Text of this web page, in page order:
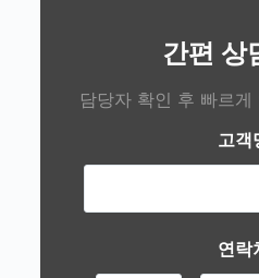
간편 상
담당자 확인 후 빠르
고객
연락